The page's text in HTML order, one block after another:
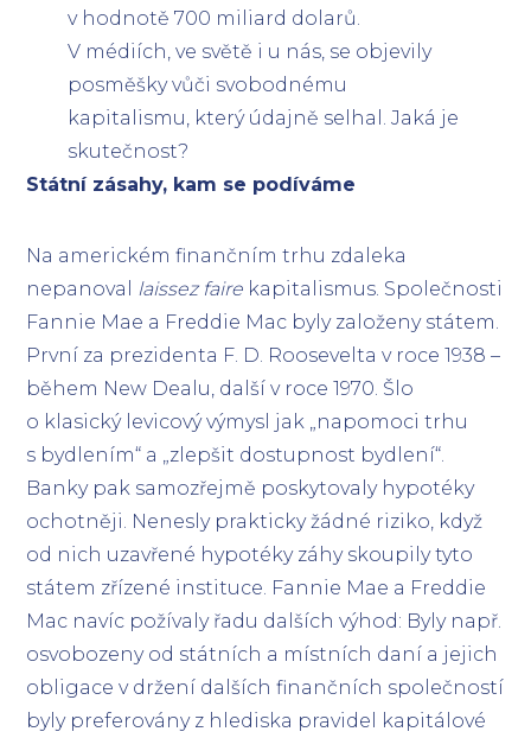
v hodnotě 700 miliard dolarů.
V médiích, ve světě i u nás, se objevily
posměšky vůči svobodnému
kapitalismu, který údajně selhal. Jaká je
skutečnost?
Státní zásahy, kam se podíváme
Na americkém finančním trhu zdaleka
nepanoval laissez faire kapitalismus. Společnosti
Fannie Mae a Freddie Mac byly založeny státem.
První za prezidenta F. D. Roosevelta v roce 1938 –
během New Dealu, další v roce 1970. Šlo
o klasický levicový výmysl jak „napomoci trhu
s bydlením“ a „zlepšit dostupnost bydlení“.
Banky pak samozřejmě poskytovaly hypotéky
ochotněji. Nenesly prakticky žádné riziko, když
od nich uzavřené hypotéky záhy skoupily tyto
státem zřízené instituce. Fannie Mae a Freddie
Mac navíc požívaly řadu dalších výhod: Byly např.
osvobozeny od státních a místních daní a jejich
obligace v držení dalších finančních společností
byly preferovány z hlediska pravidel kapitálové